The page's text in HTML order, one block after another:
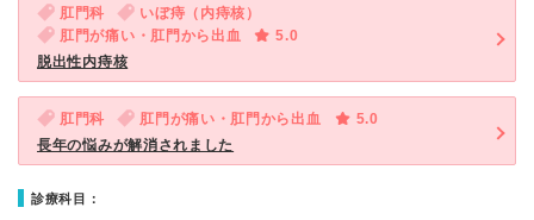
肛門科
いぼ痔（内痔核）
肛門が痛い・肛門から出血
5.0
脱出性内痔核
肛門科 肛門が痛い・肛門から出血
5.0
長年の悩みが解消されました
診療科目：